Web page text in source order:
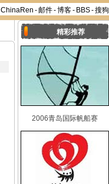
ChinaRen -邮件-博客- BBS-搜狗
精彩推荐
2006青岛国际帆船赛